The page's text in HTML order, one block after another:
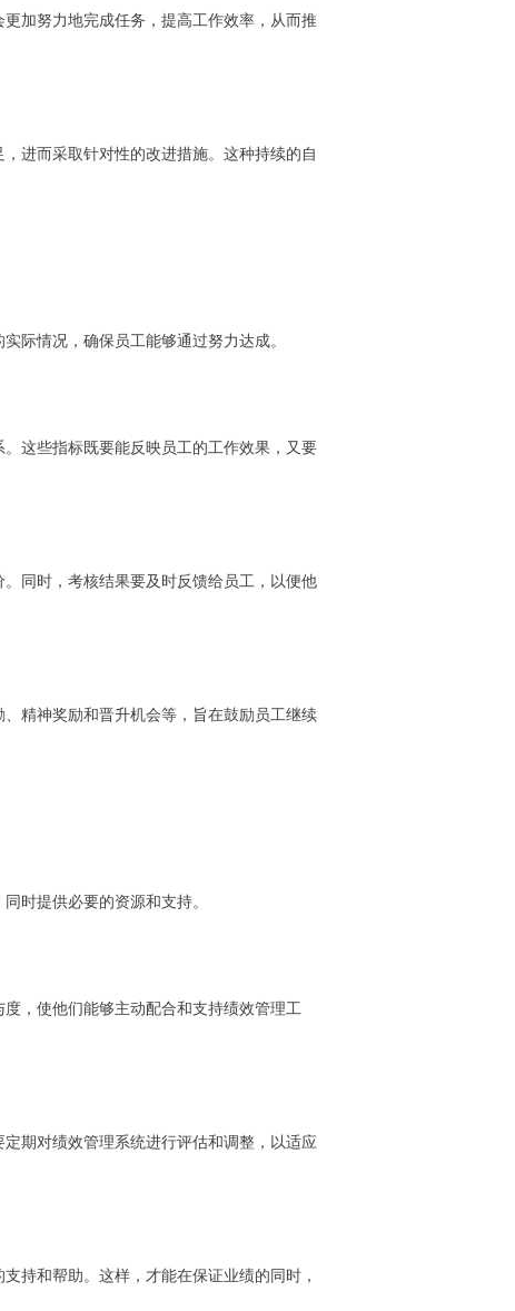
加努力地完成任务，提高工作效率，从而推
进而采取针对性的改进措施。这种持续的自
际情况，确保员工能够通过努力达成。
这些指标既要能反映员工的工作效果，又要
同时，考核结果要及时反馈给员工，以便他
精神奖励和晋升机会等，旨在鼓励员工继续
时提供必要的资源和支持。
，使他们能够主动配合和支持绩效管理工
期对绩效管理系统进行评估和调整，以适应
持和帮助。这样，才能在保证业绩的同时，